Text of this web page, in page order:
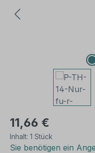
11,66 €
Inhalt: 1 Stück
Sie benötigen ein